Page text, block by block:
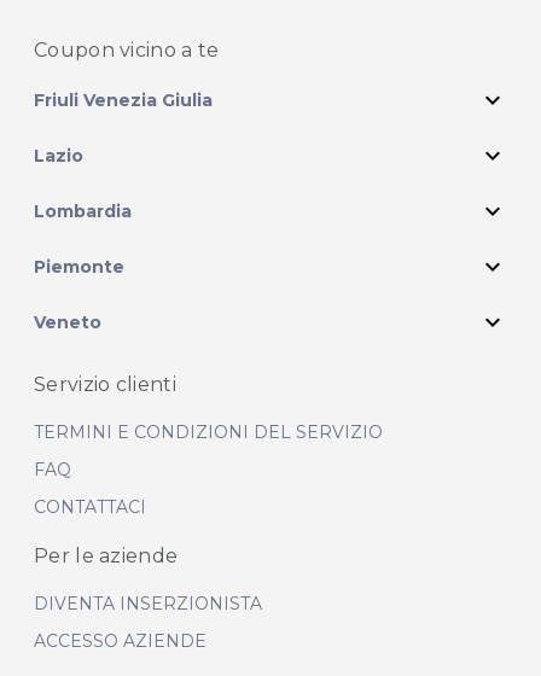
Coupon vicino a te
Friuli Venezia Giulia expand_more
Lazio expand_more
Lombardia expand_more
Piemonte expand_more
Veneto expand_more
Servizio clienti
TERMINI E CONDIZIONI DEL SERVIZIO
FAQ
CONTATTACI
Per le aziende
DIVENTA INSERZIONISTA
ACCESSO AZIENDE